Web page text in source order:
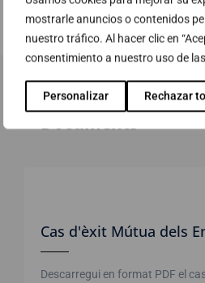
mostrarle anuncios o contenidos
nuestro tráfico. Al hacer clic en
consentimiento a nuestro uso de
Personalizar Rechazar
Documents
Cas d'èxit Mútua dels
Descarregui en format PDF el